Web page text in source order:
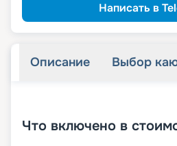
Написать в
Описание Выбор
Что включено в